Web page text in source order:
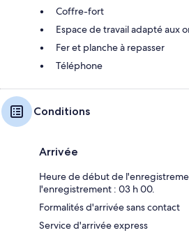
Coffre-fort
Espace de travail adapté aux
Fer et planche à repasser
Téléphone
Conditions
Arrivée
Heure de début de
l'enregistrement : 03 h 00.
Formalités d'arrivée sans contact
Service d'arrivée express